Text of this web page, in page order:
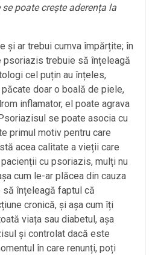
poate crește aderența la
și ar trebui cumva împărțite; în
psoriazis trebuie să înțeleagă
cel puțin au înțeles,
doar o boală de piele,
inflamator, el poate agrava
se poate asocia cu
primul motiv pentru care
acea calitate a vieții care
cu psoriazis, mulți nu
cum le-ar plăcea din cauza
să înțeleagă faptul că
cronică, și așa cum îți
viața sau diabetul, așa
și controlat dacă este
în care renunți, poți